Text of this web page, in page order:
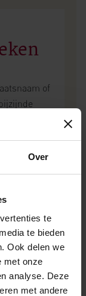
Over
te
te bieden
Ook delen we
met onze
analyse. Deze
met andere
of
Paul